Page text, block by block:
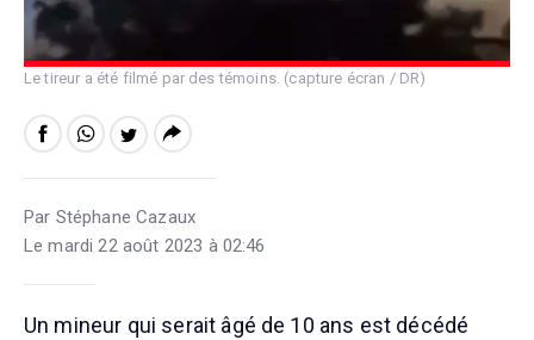
Le tireur a été filmé par des témoins. (capture écran / DR)
Par Stéphane Cazaux
Le mardi 22 août 2023 à 02:46
Un mineur qui serait âgé de 10 ans est décédé